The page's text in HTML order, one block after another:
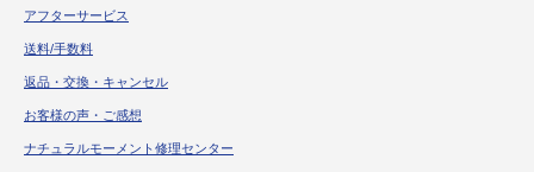
アフターサービス
送料/手数料
返品・交換・キャンセル
お客様の声・ご感想
ナチュラルモーメント修理センター